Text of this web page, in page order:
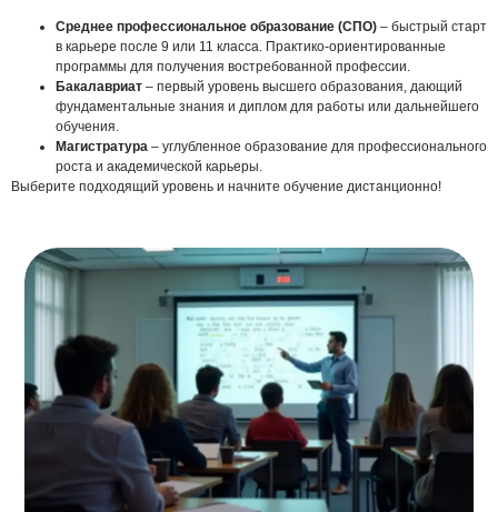
Среднее профессиональное образование (СПО) – быстрый старт
в карьере после 9 или 11 класса. Практико-ориентированные
программы для получения востребованной профессии.
Бакалавриат – первый уровень высшего образования, дающий
фундаментальные знания и диплом для работы или дальнейшего
обучения.
Магистратура – углубленное образование для профессионального
роста и академической карьеры.
Выберите подходящий уровень и начните обучение дистанционно!